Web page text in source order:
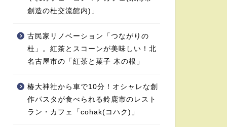
創造の杜交流館内)」
古民家リノベーション「つながりの
杜」。紅茶とスコーンが美味しい！北
名古屋市の「紅茶と菓子 木の根」
椿大神社から車で10分！オシャレな創
作パスタが食べられる鈴鹿市のレスト
ラン・カフェ「cohak(コハク)」